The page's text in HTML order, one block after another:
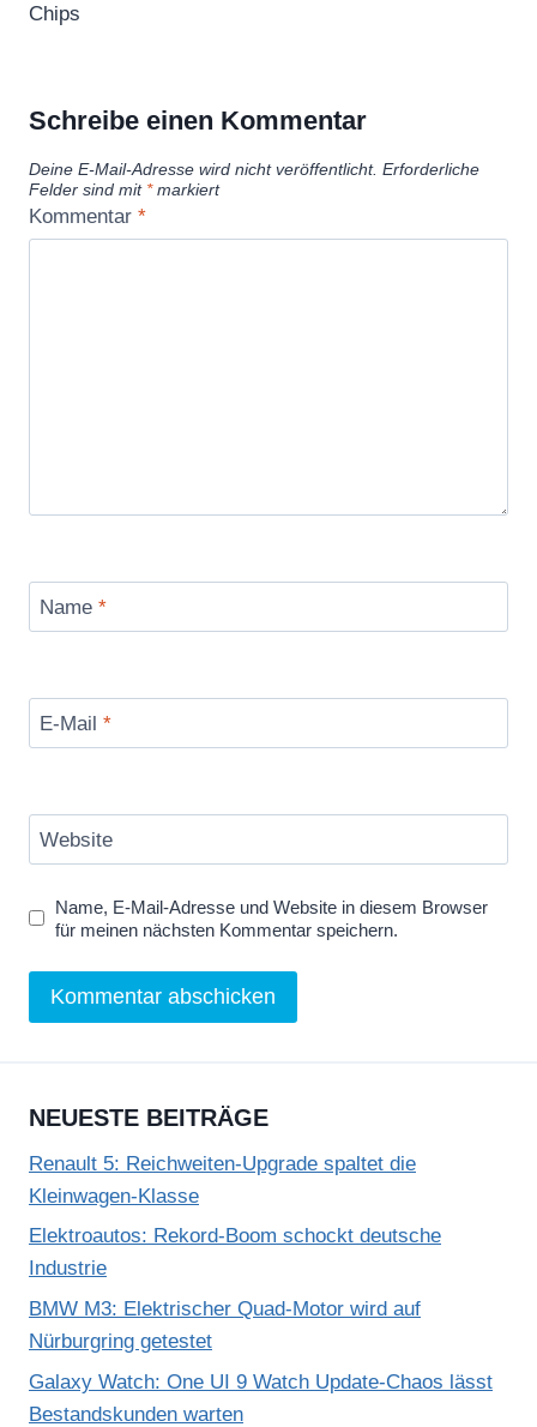
Chips
Schreibe einen Kommentar
Deine E-Mail-Adresse wird nicht veröffentlicht. Erforderliche
Felder sind mit *markiert
Kommentar *
Name *
E-Mail *
Website
Name, E-Mail-Adresse und Website in diesem Browser
für meinen nächsten Kommentar speichern.
NEUESTE BEITRÄGE
Renault 5: Reichweiten-Upgrade spaltet die
Kleinwagen-Klasse
Elektroautos: Rekord-Boom schockt deutsche
Industrie
BMW M3: Elektrischer Quad-Motor wird auf
Nürburgring getestet
Galaxy Watch: One UI 9 Watch Update-Chaos lässt
Bestandskunden warten